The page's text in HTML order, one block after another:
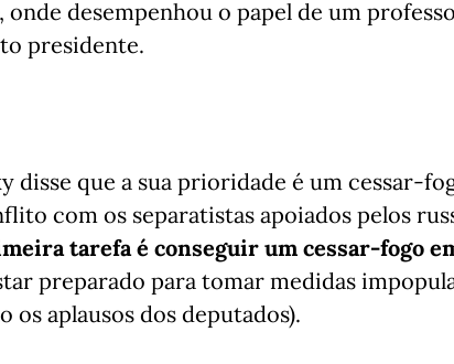
, onde desempenhou o papel de um
presidente.
disse que a sua prioridade é um cessar-
com os separatistas apoiados pelos
tarefa é conseguir um cessar-fogo
preparado para tomar medidas
os aplausos dos deputados).